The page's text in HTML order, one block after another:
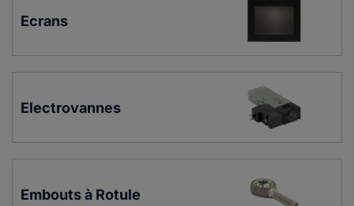
Ecrans
Electrovannes
Embouts à Rotule